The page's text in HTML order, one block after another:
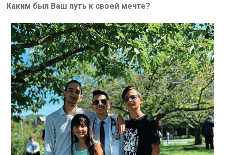
Каким был Ваш путь к своей мечте?